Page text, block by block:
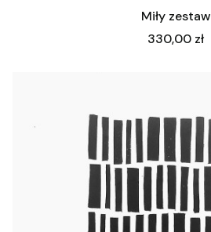
Miły zestaw
Cena
330,00 zł